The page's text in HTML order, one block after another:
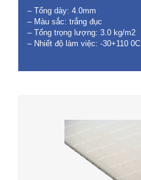
– Tổng dày: 4.0mm
– Màu sắc: trắng đục
– Tổng trọng lượng: 3.0 kg/m2
– Nhiết độ làm việc: -30+110 0C